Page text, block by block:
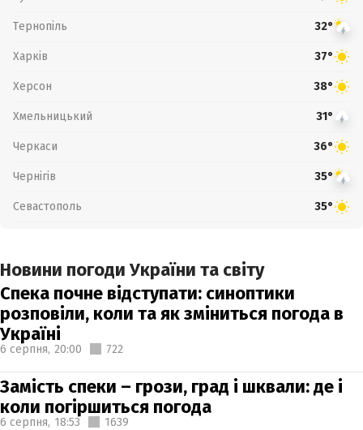
Тернопіль 32°
Харків 37°
Херсон 38°
Хмельницький 31°
Черкаси 36°
Чернігів 35°
Севастополь 35°
Новини погоди України та світу
Спека почне відступати: синоптики
розповіли, коли та як зміниться погода в
Україні
6 серпня, 20:00 722
Замість спеки – грози, град і шквали: де і
коли погіршиться погода
6 серпня, 18:53 1639